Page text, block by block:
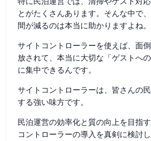
とがたくさんあります。そんな中で
間が減るのは本当に助かりますよね。
サイトコントローラーを使えば、面
放されて、本当に大切な「ゲストへの
に集中できるんです。
サイトコントローラーは、皆さんの
する強い味方です。
民泊運営の効率化と質の向上を目指
コントローラーの導入を真剣に検討